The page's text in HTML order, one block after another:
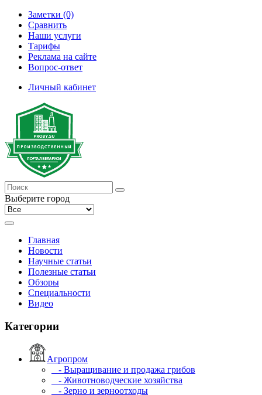
Заметки (0)
Сравнить
Наши услуги
Тарифы
Реклама на сайте
Вопрос-ответ
Личный кабинет
Выберите город
Главная
Новости
Научные статьи
Полезные статьи
Обзоры
Специальности
Видео
Категории
Агропром
- Выращивание и продажа грибов
- Животноводческие хозяйства
- Зерно и зерноотходы